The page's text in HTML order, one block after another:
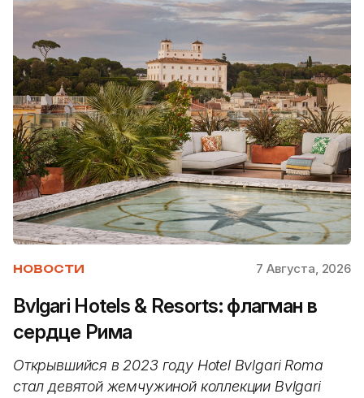
НОВОСТИ 7 Августа, 2026
Bvlgari Hotels & Resorts: флагман в
сердце Рима
Открывшийся в 2023 году Hotel Bvlgari Roma
стал девятой жемчужиной коллекции Bvlgari